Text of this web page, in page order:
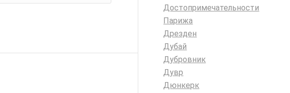
Достопримечательности
Парижа
Дрезден
Дубай
Дубровник
Дувр
Дюнкерк